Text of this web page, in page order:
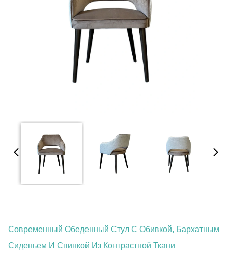
Современный Обеденный Стул С Обивкой, Бархатным
Сиденьем И Спинкой Из Контрастной Ткани